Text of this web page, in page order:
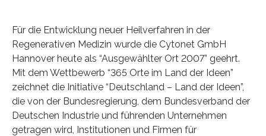
Für die Entwicklung neuer Heilverfahren in der
Regenerativen Medizin wurde die Cytonet GmbH
Hannover heute als “Ausgewählter Ort 2007” geehrt.
Mit dem Wettbewerb “365 Orte im Land der Ideen”
zeichnet die Initiative “Deutschland – Land der Ideen”,
die von der Bundesregierung, dem Bundesverband der
Deutschen Industrie und führenden Unternehmen
getragen wird, Institutionen und Firmen für